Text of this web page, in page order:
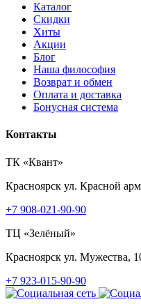
Каталог
Скидки
Хиты
Акции
Блог
Наша философия
Возврат и обмен
Оплата и доставка
Бонусная система
Контакты
ТК «Квант»
Красноярск ул. Красной
+7 908-021-90-90
ТЦ «Зелёный»
Красноярск ул. Мужества,
+7 923-015-90-90